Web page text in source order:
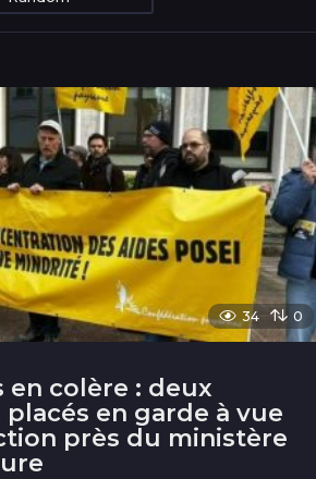
34 0
colère : deux
placés en garde à vue
près du ministère